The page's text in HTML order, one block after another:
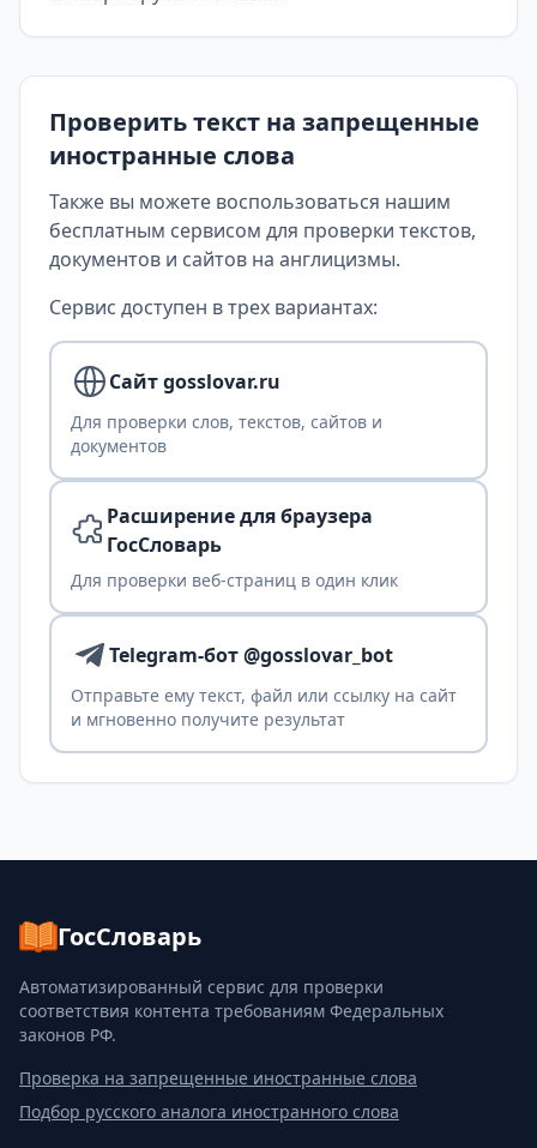
Проверить текст на запрещенные
иностранные слова
Также вы можете воспользоваться нашим
бесплатным сервисом для проверки текстов,
документов и сайтов на англицизмы.
Сервис доступен в трех вариантах:
Сайт gosslovar.ru
Для проверки слов, текстов, сайтов и
документов
Расширение для браузера
ГосСловарь
Для проверки веб-страниц в один клик
Telegram-бот @gosslovar_bot
Отправьте ему текст, файл или ссылку на сайт
и мгновенно получите результат
ГосСловарь
Автоматизированный сервис для проверки
соответствия контента требованиям Федеральных
законов РФ.
Проверка на запрещенные иностранные слова
Подбор русского аналога иностранного слова